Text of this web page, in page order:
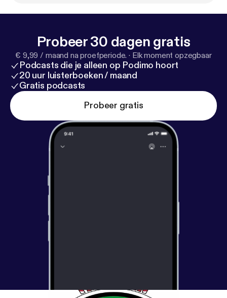
Probeer 30 dagen gratis
€ 9,99 / maand na proefperiode. · Elk moment opzegbaar
Podcasts die je alleen op Podimo hoort
20 uur luisterboeken / maand
Gratis podcasts
Probeer gratis